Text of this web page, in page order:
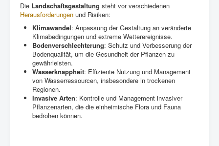
Die Landschaftsgestaltung steht vor verschiedenen
Herausforderungen und Risiken:
Klimawandel: Anpassung der Gestaltung an veränderte
Klimabedingungen und extreme Wetterereignisse.
Bodenverschlechterung: Schutz und Verbesserung der
Bodenqualität, um die Gesundheit der Pflanzen zu
gewährleisten.
Wasserknappheit: Effiziente Nutzung und Management
von Wasserressourcen, insbesondere in trockenen
Regionen.
Invasive Arten: Kontrolle und Management invasiver
Pflanzenarten, die die einheimische Flora und Fauna
bedrohen können.